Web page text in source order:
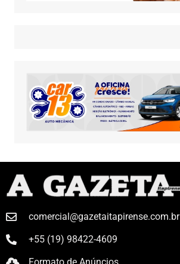
comercial@gazetaitapirense.com.br
+55 (19) 98422-4609